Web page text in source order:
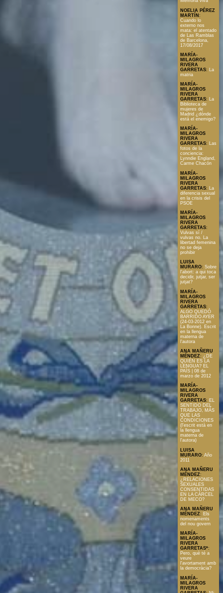
NOELIA PÉREZ
MARTÍN :
Cuando lo
externo nos
mata: el atentado
de Las Ramblas
de Barcelona,
17/08/2017
MARÍA-
MILAGROS
RIVERA
GARRETAS:
La
matria
MARÍA-
MILAGROS
RIVERA
GARRETAS: La
Biblioteca de
mujeres de
Madrid ¿dónde
está el enemigo?
MARÍA-
MILAGROS
RIVERA
GARRETAS: Las
fotos de la
conciencia:
Lynndie England,
Carme Chacón
MARÍA-
MILAGROS
RIVERA
GARRETAS:
La
diferencia sexual
en la crisis del
PSOE
MARÍA-
MILAGROS
RIVERA
GARRETAS:
Vulvas sí /
vulvas no. La
libertad femenina
no se deja
prohibir
LUISA
MURARO: Sobre
l'abort: a qui toca
decidir, jutjar, ser
jutjat?
MARÍA-
MILAGROS
RIVERA
GARRETAS:
ALGO QUEDÓ
BARRIDO AYER
(24-03-2012 en
La Bonne). Escrit
en la llengua
materna de
l'autora
ANA MAÑERU
MÉNDEZ: ¿DE
QUIÉN ES LA
LENGUA? EL
PAÍS | 08 de
marzo de 2012
MARÍA-
MILAGROS
RIVERA
GARRETAS: EL
SENTIDO DEL
TRABAJO, MÁS
QUE LAS
CONDICIONES
(l'escrit està en
la llengua
materna de
l'autora)
LUISA
MURARO: Año
2011
ANA MAÑERU
MÉNDEZ:
¿RELACIONES
SEXUALES
CONSENTIDAS
EN LA CÁRCEL
DE MECO?
ANA MAÑERU
MÉNDEZ: Els
nomenaments
del nou govern
MARÍA-
MILAGROS
RIVERA
GARRETAS*:
Pero, què té a
veure
l'avortament amb
la democràcia?
MARÍA-
MILAGROS
RIVERA